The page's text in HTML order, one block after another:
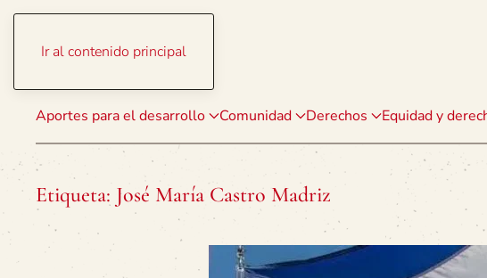
Ir al contenido principal
Aportes para el desarrollo Comunidad Derechos Equidad y
Etiqueta: José María Castro Madriz